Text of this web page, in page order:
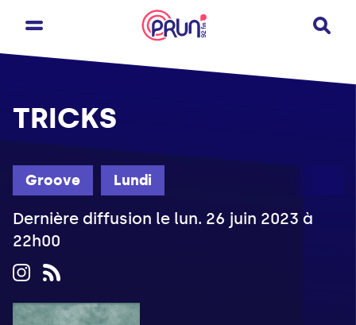
Groove Lundi
TRICKS
Dernière diffusion le lun. 26 juin 2023 à
22h00